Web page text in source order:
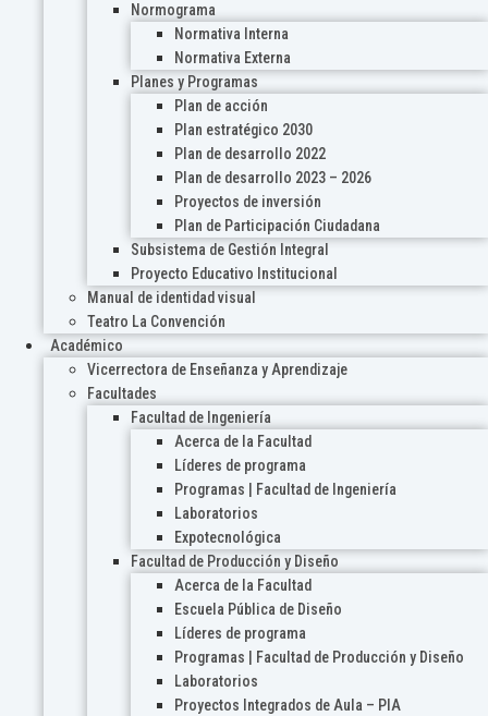
Normograma
Normativa Interna
Normativa Externa
Planes y Programas
Plan de acción
Plan estratégico 2030
Plan de desarrollo 2022
Plan de desarrollo 2023 – 2026
Proyectos de inversión
Plan de Participación Ciudadana
Subsistema de Gestión Integral
Proyecto Educativo Institucional
Manual de identidad visual
Teatro La Convención
Académico
Vicerrectora de Enseñanza y Aprendizaje
Facultades
Facultad de Ingeniería
Acerca de la Facultad
Líderes de programa
Programas | Facultad de Ingeniería
Laboratorios
Expotecnológica
Facultad de Producción y Diseño
Acerca de la Facultad
Escuela Pública de Diseño
Líderes de programa
Programas | Facultad de Producción y Diseño
Laboratorios
Proyectos Integrados de Aula – PIA